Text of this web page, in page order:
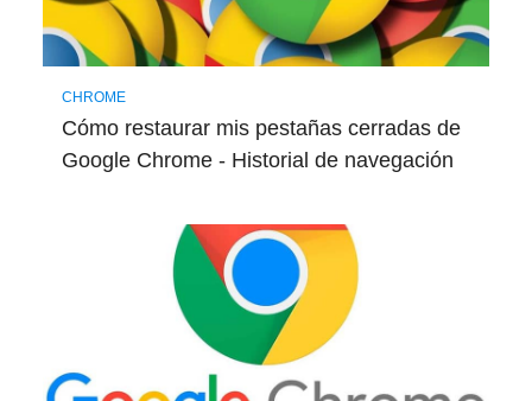
CHROME
Cómo restaurar mis pestañas cerradas de
Google Chrome - Historial de navegación